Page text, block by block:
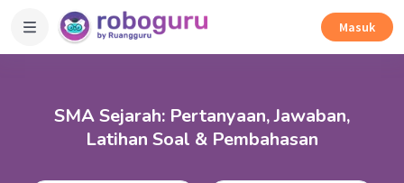
Masuk
SMA Sejarah: Pertanyaan, Jawaban,
Latihan Soal & Pembahasan